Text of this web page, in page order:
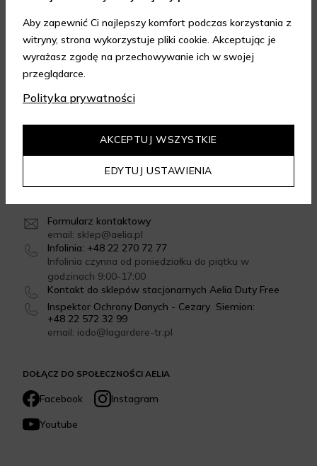
DOŁĄCZ DO SPOŁECZNOŚCI AELIA
Facebook
Instagram
Youtube
Formularz kontaktowy
email: sklep@aelia.pl
Infolinia: +48 22 270 72 77
Infolinia czynna od poniedziałku do piątku w
godzinach 9:00-17:00
Kontakt do sklepów stacjonarnych Aelia Duty Free
Inspektor Ochrony Danych - Cezary Siemion:
+48 22 572 32 99
email: iodo@lagardere-tr.pl
FORMY DOSTAWY
5.00
Aby zapewnić Ci najlepszy komfort podczas korzystania z
witryny, strona wykorzystuje pliki cookie. Akceptując je
wyrażasz zgodę na przechowywanie ich w swojej
przeglądarce.
Polityka prywatności
EDYTUJ USTAWIENIA
AKCEPTUJ WSZYSTKIE